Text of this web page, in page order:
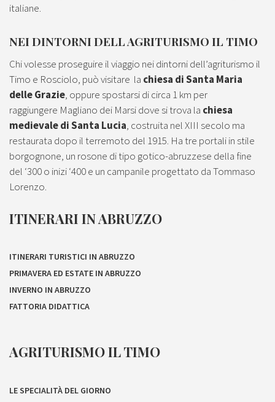
italiane.
NEI DINTORNI DELL AGRITURISMO IL TIMO
Chi volesse proseguire il viaggio nei dintorni dell’agriturismo il
Timo e Rosciolo, può visitare la chiesa di Santa Maria
delle Grazie, oppure spostarsi di circa 1 km per
raggiungere Magliano dei Marsi dove si trova la chiesa
medievale di Santa Lucia, costruita nel XIII secolo ma
restaurata dopo il terremoto del 1915. Ha tre portali in stile
borgognone, un rosone di tipo gotico-abruzzese della fine
del ‘300 o inizi ‘400 e un campanile progettato da Tommaso
Lorenzo.
ITINERARI IN ABRUZZO
ITINERARI TURISTICI IN ABRUZZO
PRIMAVERA ED ESTATE IN ABRUZZO
INVERNO IN ABRUZZO
FATTORIA DIDATTICA
AGRITURISMO IL TIMO
LE SPECIALITÀ DEL GIORNO